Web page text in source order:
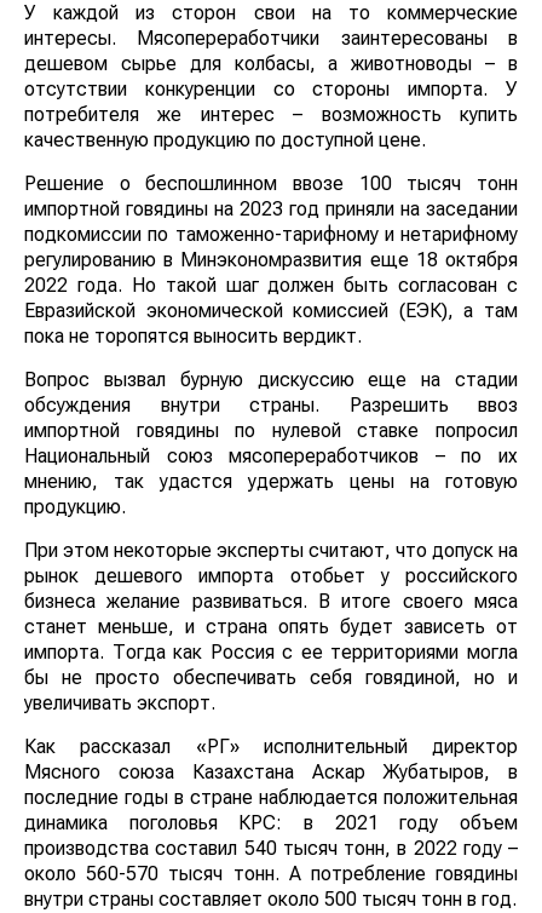
У каждой из сторон свои на то коммерческие
интересы. Мясопереработчики заинтересованы в
дешевом сырье для колбасы, а животноводы – в
отсутствии конкуренции со стороны импорта. У
потребителя же интерес – возможность купить
качественную продукцию по доступной цене.
Решение о беспошлинном ввозе 100 тысяч тонн
импортной говядины на 2023 год приняли на заседании
подкомиссии по таможенно-тарифному и нетарифному
регулированию в Минэкономразвития еще 18 октября
2022 года. Но такой шаг должен быть согласован с
Евразийской экономической комиссией (ЕЭК), а там
пока не торопятся выносить вердикт.
Вопрос вызвал бурную дискуссию еще на стадии
обсуждения внутри страны. Разрешить ввоз
импортной говядины по нулевой ставке попросил
Национальный союз мясопереработчиков – по их
мнению, так удастся удержать цены на готовую
продукцию.
При этом некоторые эксперты считают, что допуск на
рынок дешевого импорта отобьет у российского
бизнеса желание развиваться. В итоге своего мяса
станет меньше, и страна опять будет зависеть от
импорта. Тогда как Россия с ее территориями могла
бы не просто обеспечивать себя говядиной, но и
увеличивать экспорт.
Как рассказал «РГ» исполнительный директор
Мясного союза Казахстана Аскар Жубатыров, в
последние годы в стране наблюдается положительная
динамика поголовья КРС: в 2021 году объем
производства составил 540 тысяч тонн, в 2022 году –
около 560-570 тысяч тонн. А потребление говядины
внутри страны составляет около 500 тысяч тонн в год.